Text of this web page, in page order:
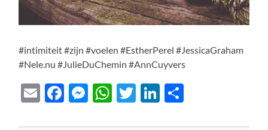
#intimiteit #zijn #voelen #EstherPerel #JessicaGraham
#Nele.nu #JulieDuChemin #AnnCuyvers
EmailFacebook
Messenger
WhatsApp
TwitterLinkedIn